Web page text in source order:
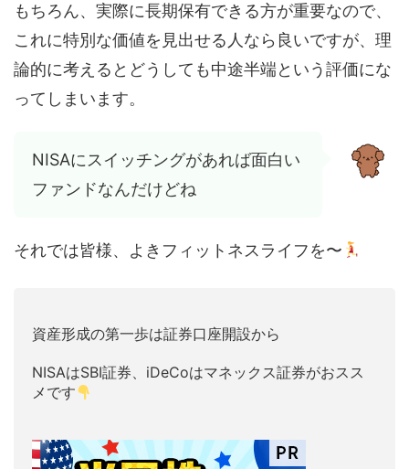
もちろん、実際に長期保有できる方が重要なので、
これに特別な価値を見出せる人なら良いですが、理
論的に考えるとどうしても中途半端という評価にな
ってしまいます。
NISAにスイッチングがあれば面白い
ファンドなんだけどね
それでは皆様、よきフィットネスライフを〜
資産形成の第一歩は証券口座開設から
NISAはSBI証券、iDeCoはマネックス証券がおスス
メです